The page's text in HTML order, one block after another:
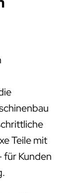
Teile mit
für Kunden